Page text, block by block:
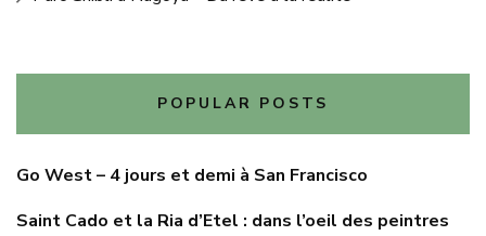
POPULAR POSTS
Go West – 4 jours et demi à San Francisco
Saint Cado et la Ria d’Etel : dans l’oeil des peintres